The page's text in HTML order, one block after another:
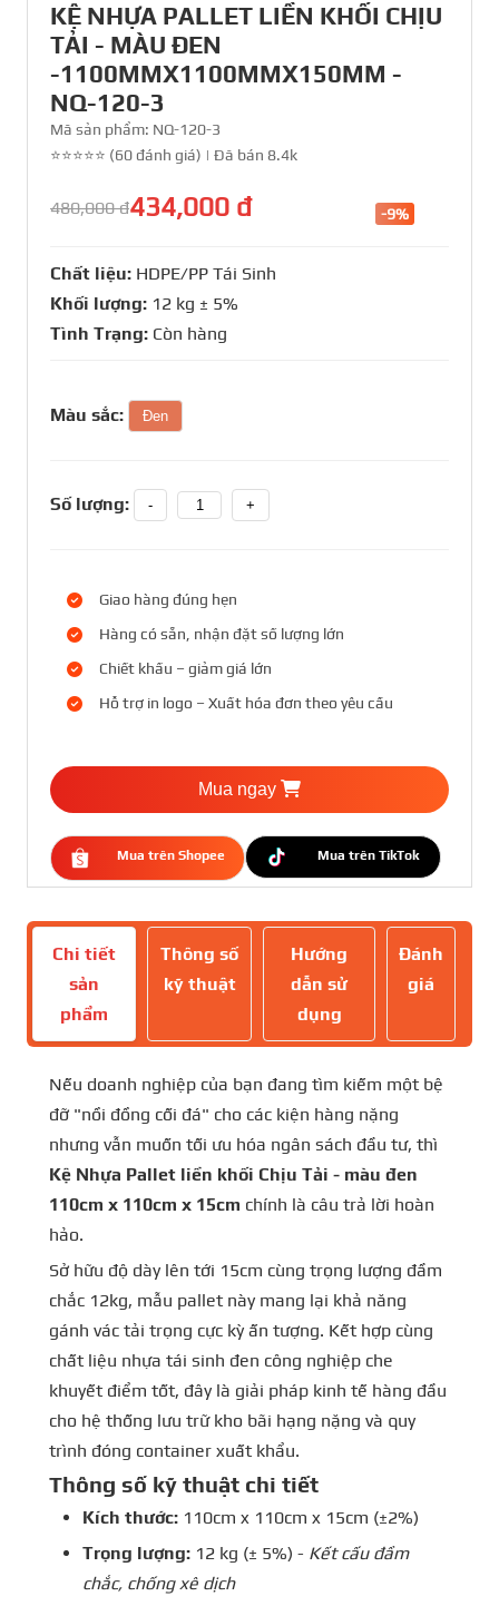
KỆ NHỰA PALLET LIỀN KHỐI CHỊU
TẢI - MÀU ĐEN
-1100MMX1100MMX150MM -
NQ-120-3
Mã sản phẩm: NQ-120-3
⭐⭐⭐⭐⭐ (60 đánh giá) | Đã bán 8.4k
480,000 đ434,000 đ -9%
Chất liệu: HDPE/PP Tái Sinh
Khối lượng: 12 kg ± 5%
Tình Trạng: Còn hàng
Màu sắc: Đen
Số lượng: - +
Giao hàng đúng hẹn
Hàng có sẵn, nhận đặt số lượng lớn
Chiết khấu – giảm giá lớn
Hỗ trợ in logo – Xuất hóa đơn theo yêu cầu
Mua ngay
Mua trên Shopee Mua trên TikTok
Chi tiết
sản
phẩm
Thông số
kỹ thuật
Hướng
dẫn sử
dụng
Đánh
giá
Nếu doanh nghiệp của bạn đang tìm kiếm một bệ
đỡ "nồi đồng cối đá" cho các kiện hàng nặng
nhưng vẫn muốn tối ưu hóa ngân sách đầu tư, thì
Kệ Nhựa Pallet liền khối Chịu Tải - màu đen
110cm x 110cm x 15cm chính là câu trả lời hoàn
hảo.
Sở hữu độ dày lên tới 15cm cùng trọng lượng đầm
chắc 12kg, mẫu pallet này mang lại khả năng
gánh vác tải trọng cực kỳ ấn tượng. Kết hợp cùng
chất liệu nhựa tái sinh đen công nghiệp che
khuyết điểm tốt, đây là giải pháp kinh tế hàng đầu
cho hệ thống lưu trữ kho bãi hạng nặng và quy
trình đóng container xuất khẩu.
Thông số kỹ thuật chi tiết
Kích thước: 110cm x 110cm x 15cm (±2%)
Trọng lượng: 12 kg (± 5%) - Kết cấu đầm
chắc, chống xê dịch